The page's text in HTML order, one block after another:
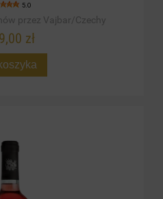
5.0
przez Vajbar/Czechy
zł